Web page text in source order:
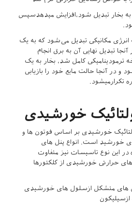
به بخار تبدیل شود،افزایش میدهدسپس
انرژی مکانیکی تبدیل می‌شود که به یک
تبدیل نهایی آن به برق انجام
کامل شد، بخار به یک
و در آنجا حالت مایع خود را بازیابی
تکرارمیشود.
خورشیدی
خورشیدی بر اساس فوتون ها و
خورشید است. انواع پنل های
این نوع تاسیسات نیز متفاوت
حرارتی خورشیدی از کلکتورها
های متشکل ازسلول های خورشیدی